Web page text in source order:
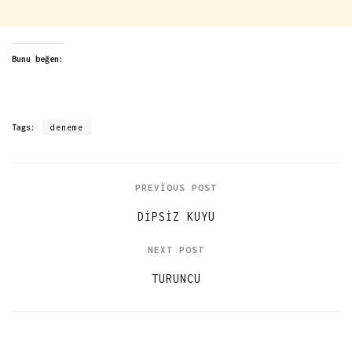
Bunu beğen:
Tags: deneme
PREVIOUS POST
DIPSIZ KUYU
NEXT POST
TURUNCU